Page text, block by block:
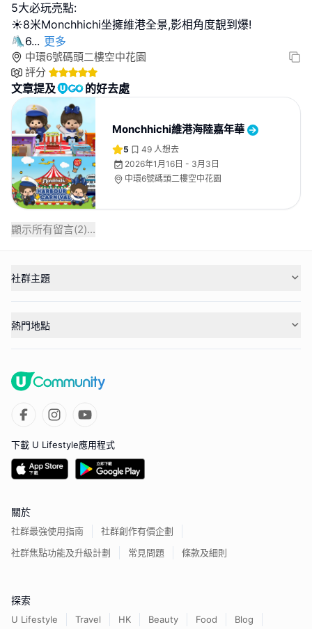
5大必玩亮點:
☀️8米Monchhichi坐擁維港全景,影相角度靚到爆!
🛝6... 更多
中環6號碼頭二樓空中花園
評分
文章提及 的好去處
Monchhichi維港海陸嘉年華
5 49 人想去
2026年1月16日 - 3月3日
中環6號碼頭二樓空中花園
顯示所有留言(2)...
社群主題
熱門地點
下載 U Lifestyle應用程式
關於
社群最強使用指南
社群創作有價企劃
社群焦點功能及升級計劃
常見問題 條款及細則
探索
U Lifestyle Travel HK Beauty Food Blog